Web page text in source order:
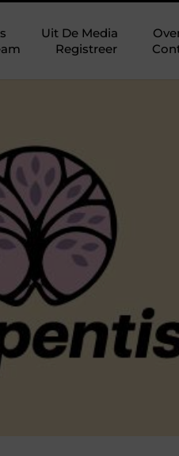
Uit De Media
Registreer